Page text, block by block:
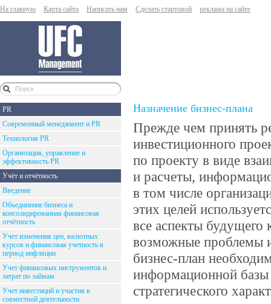
На главную Карта сайта Написать нам Сделать стартовой реклама на сайте
PR
Современный менеджмент и PR
Технология PR
Организация, управление и
эффективность PR
Учёт и отчётность
Введение
Объединение бизнеса и
консолидированная финансовая
отчётность
Учет изменения цен, валютных
курсов и финансовая учетность в
период инфляции
Учет финансовых инструментов и
затрат по займам
Учет инвестиций и участия в
совместной деятельности
Назначение бизнес-плана
Прежде чем принять
инвестиционного
по проекту в виде
и расчеты,
в том числе
этих целей
все аспекты будущего
возможные проблемы
бизнес-план
информационной базы
стратегического